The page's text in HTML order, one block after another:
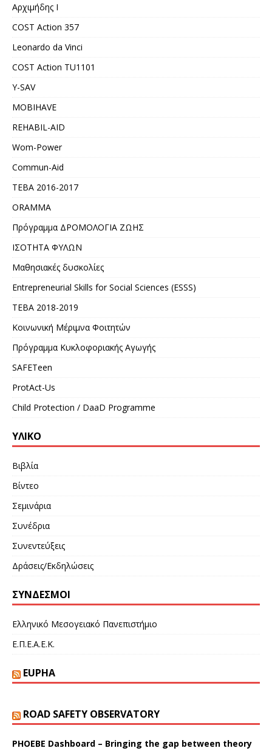
Αρχιμήδης Ι
COST Action 357
Leonardo da Vinci
COST Action TU1101
Y-SAV
MOBIHAVE
REHABIL-AID
Wom-Power
Commun-Aid
ΤΕΒΑ 2016-2017
ORAMMA
Πρόγραμμα ΔΡΟΜΟΛΟΓΙΑ ΖΩΗΣ
ΙΣΟΤΗΤΑ ΦΥΛΩΝ
Μαθησιακές δυσκολίες
Entrepreneurial Skills for Social Sciences (ESSS)
ΤΕΒΑ 2018-2019
Κοινωνική Μέριμνα Φοιτητών
Πρόγραμμα Κυκλοφοριακής Αγωγής
SAFETeen
ProtAct-Us
Child Protection / DaaD Programme
ΥΛΙΚΌ
Βιβλία
Βίντεο
Σεμινάρια
Συνέδρια
Συνεντεύξεις
Δράσεις/Εκδηλώσεις
ΣΎΝΔΕΣΜΟΙ
Ελληνικό Μεσογειακό Πανεπιστήμιο
Ε.Π.Ε.Α.Ε.Κ.
EUPHA
ROAD SAFETY OBSERVATORY
PHOEBE Dashboard – Bringing the gap between theory